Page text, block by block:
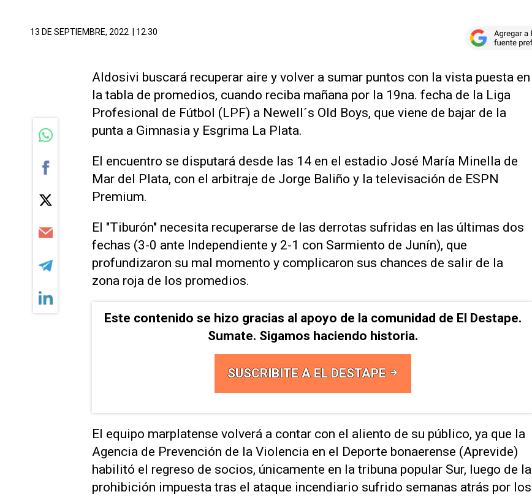
13 DE SEPTIEMBRE, 2022 | 12.30
Aldosivi buscará recuperar aire y volver a sumar puntos con la vista puesta en
la tabla de promedios, cuando reciba mañana por la 19na. fecha de la Liga
Profesional de Fútbol (LPF) a Newell´s Old Boys, que viene de bajar de la
punta a Gimnasia y Esgrima La Plata.
El encuentro se disputará desde las 14 en el estadio José María Minella de
Mar del Plata, con el arbitraje de Jorge Baliño y la televisación de ESPN
Premium.
El "Tiburón" necesita recuperarse de las derrotas sufridas en las últimas dos
fechas (3-0 ante Independiente y 2-1 con Sarmiento de Junín), que
profundizaron su mal momento y complicaron sus chances de salir de la
zona roja de los promedios.
Este contenido se hizo gracias al apoyo de la comunidad de El Destape.
Sumate. Sigamos haciendo historia.
SUSCRIBITE A EL DESTAPE
El equipo marplatense volverá a contar con el aliento de su público, ya que la
Agencia de Prevención de la Violencia en el Deporte bonaerense (Aprevide)
habilitó el regreso de socios, únicamente en la tribuna popular Sur, luego de la
prohibición impuesta tras el ataque incendiario sufrido semanas atrás por los